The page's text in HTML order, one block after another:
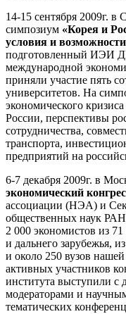
14-15 сентября 2009г.
симпозиум «Корея и
условия и
подготовленный ИЭИ
международной
приняли участие пять
университетов. На
экономического
России, перспективы
сотрудничества,
транспорта,
предприятий на
6-7 декабря 2009г. в
экономический
ассоциации (НЭА) и
общественных наук
2 000 экономистов из
и дальнего зарубежья,
и около 250 вузов
активных участников
института выступили с
модераторами и
тематических